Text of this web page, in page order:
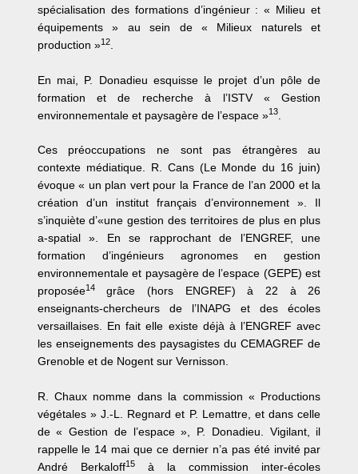
spécialisation des formations d’ingénieur : « Milieu et
équipements » au sein de « Milieux naturels et
production »12.
En mai, P. Donadieu esquisse le projet d’un pôle de
formation et de recherche à l’ISTV « Gestion
environnementale et paysagère de l’espace »13.
Ces préoccupations ne sont pas étrangères au
contexte médiatique. R. Cans (Le Monde du 16 juin)
évoque « un plan vert pour la France de l’an 2000 et la
création d’un institut français d’environnement ». Il
s’inquiète d’«une gestion des territoires de plus en plus
a-spatial ». En se rapprochant de l’ENGREF, une
formation d’ingénieurs agronomes en gestion
environnementale et paysagère de l’espace (GEPE) est
proposée14grâce (hors ENGREF) à 22 à 26
enseignants-chercheurs de l’INAPG et des écoles
versaillaises. En fait elle existe déjà à l’ENGREF avec
les enseignements des paysagistes du CEMAGREF de
Grenoble et de Nogent sur Vernisson.
R. Chaux nomme dans la commission « Productions
végétales » J.-L. Regnard et P. Lemattre, et dans celle
de « Gestion de l’espace », P. Donadieu. Vigilant, il
rappelle le 14 mai que ce dernier n’a pas été invité par
André Berkaloff15à la commission inter-écoles